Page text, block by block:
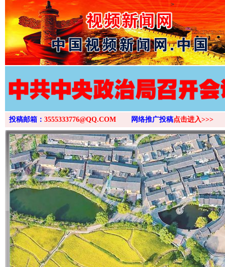
>
投稿邮箱： 3555333776@QQ.COM 网络推广投稿点击进入>>>